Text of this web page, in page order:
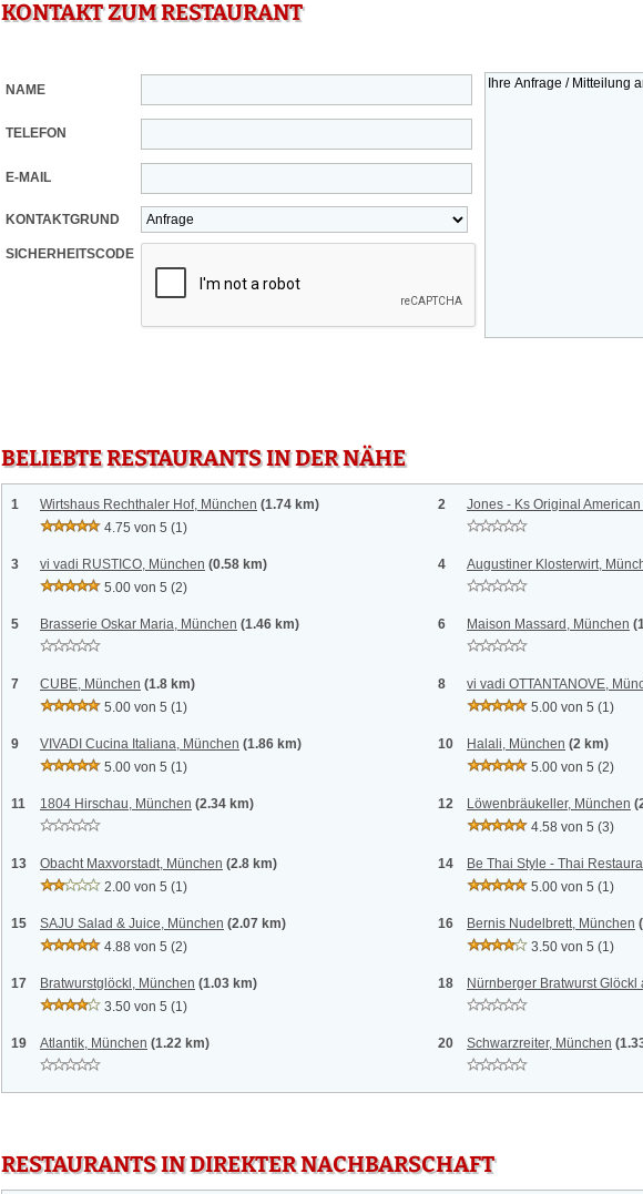
KONTAKT ZUM RESTAURANT
NAME
TELEFON
E-MAIL
KONTAKTGRUND
SICHERHEITSCODE
BELIEBTE RESTAURANTS IN DER NÄHE
1 Wirtshaus Rechthaler Hof, München (1.74 km)
4.75 von 5 (1)
2 Jones - Ks Original
3 vi vadi RUSTICO, München (0.58 km)
5.00 von 5 (2)
4 Augustiner Klosterwirt,
5 Brasserie Oskar Maria, München (1.46 km) 6 Maison Massard, München
7 CUBE, München (1.8 km)
5.00 von 5 (1)
8 vi vadi OTTANTANOVE,
5.00 von 5 (1)
9 VIVADI Cucina Italiana, München (1.86 km)
5.00 von 5 (1)
10 Halali, München (2 km)
5.00 von 5 (2)
11 1804 Hirschau, München (2.34 km) 12 Löwenbräukeller, München
4.58 von 5 (3)
13 Obacht Maxvorstadt, München (2.8 km)
2.00 von 5 (1)
14 Be Thai Style - Thai
5.00 von 5 (1)
15 SAJU Salad & Juice, München (2.07 km)
4.88 von 5 (2)
16 Bernis Nudelbrett, München
3.50 von 5 (1)
17 Bratwurstglöckl, München (1.03 km)
3.50 von 5 (1)
18 Nürnberger Bratwurst Glöckl
19 Atlantik, München (1.22 km) 20 Schwarzreiter, München
RESTAURANTS IN DIREKTER NACHBARSCHAFT